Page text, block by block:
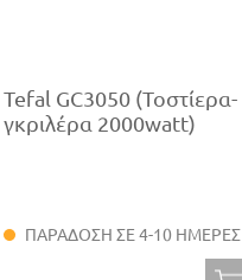
Tefal GC3050 (Τοστίερα-
γκριλέρα 2000watt)
ΠΑΡΑΔΟΣΗ ΣΕ 4-10 ΗΜΕΡΕΣ